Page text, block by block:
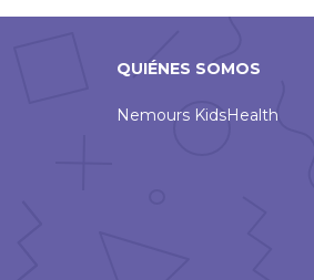
QUIÉNES SOMOS
Nemours KidsHealth